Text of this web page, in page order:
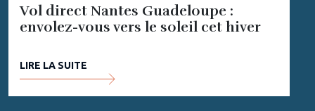
Vol direct Nantes Guadeloupe :
envolez-vous vers le soleil cet hiver
LIRE LA SUITE